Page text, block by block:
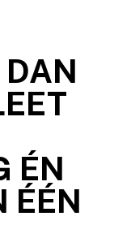
DAN
ÉN
ÉÉN